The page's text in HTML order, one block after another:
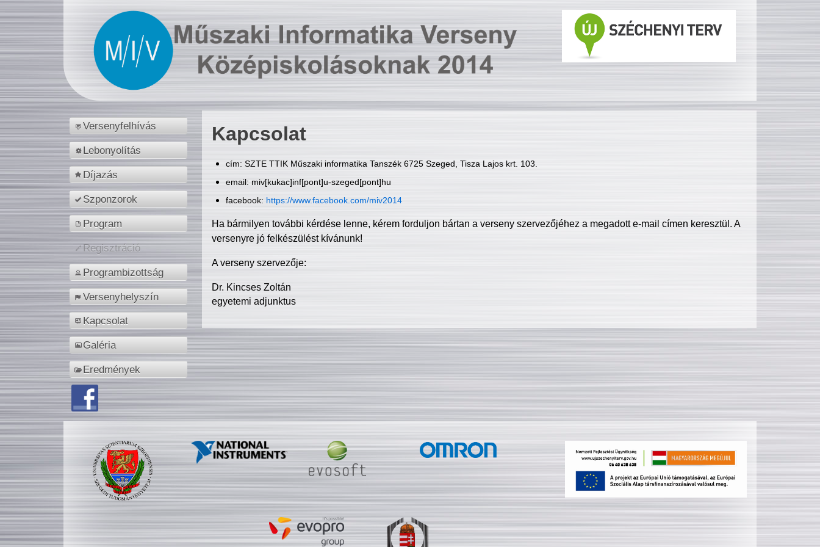
Versenyfelhívás
Lebonyolítás
Díjazás
Szponzorok
Program
Regisztráció
Programbizottság
Versenyhelyszín
Kapcsolat
Galéria
Eredmények
Kapcsolat
cím: SZTE TTIK Műszaki informatika Tanszék 6725 Szeged, Tisza Lajos krt. 103.
email: miv[kukac]inf[pont]u-szeged[pont]hu
facebook: https://www.facebook.com/miv2014
Ha bármilyen további kérdése lenne, kérem forduljon bártan a verseny szervezőjéhez a megadott e-mail címen keresztül. A
versenyre jó felkészülést kívánunk!
A verseny szervezője:
Dr. Kincses Zoltán
egyetemi adjunktus